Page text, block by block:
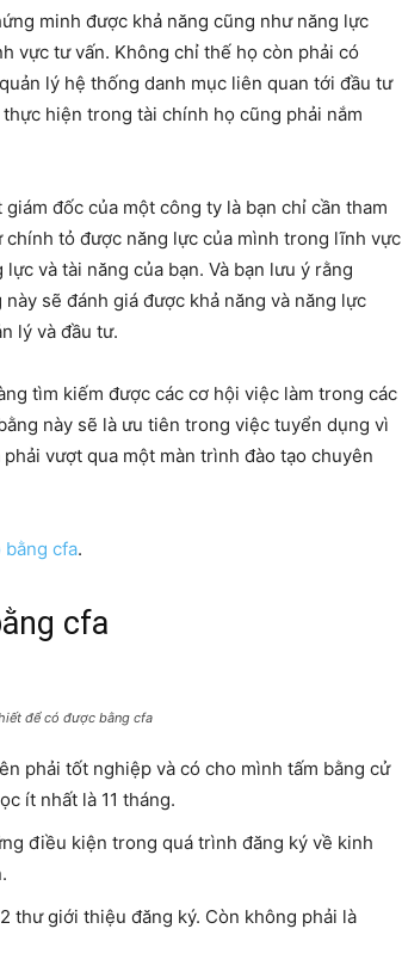
minh được khả năng cũng như năng lực
vực tư vấn. Không chỉ thế họ còn phải có
lý hệ thống danh mục liên quan tới đầu tư
hiện trong tài chính họ cũng phải nắm
đốc của một công ty là bạn chỉ cần tham
tỏ được năng lực của mình trong lĩnh vực
và tài năng của bạn. Và bạn lưu ý rằng
sẽ đánh giá được khả năng và năng lực
lý và đầu tư.
tìm kiếm được các cơ hội việc làm trong các
này sẽ là ưu tiên trong việc tuyển dụng vì
vượt qua một màn trình đào tạo chuyên
cfa.
cfa
để có được bằng cfa
phải tốt nghiệp và có cho mình tấm bằng cử
ít nhất là 11 tháng.
điều kiện trong quá trình đăng ký về kinh
thư giới thiệu đăng ký. Còn không phải là